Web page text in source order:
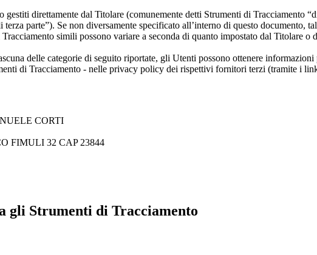
direttamente dal Titolare (comunemente detti Strumenti di Tracciamento
parte”). Se non diversamente specificato all’interno di questo documento,
simili possono variare a seconda di quanto impostato dal Titolare
delle categorie di seguito riportate, gli Utenti possono ottenere
di Tracciamento - nelle privacy policy dei rispettivi fornitori terzi (tramite i
CORTI
FIMULI 32 CAP 23844
gli Strumenti di Tracciamento